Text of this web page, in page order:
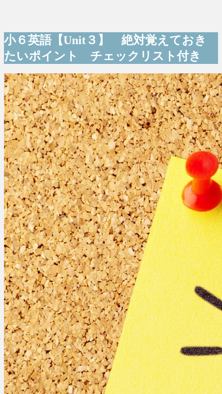
小６英語【Unit３】 絶対覚えておき
たいポイント チェックリスト付き